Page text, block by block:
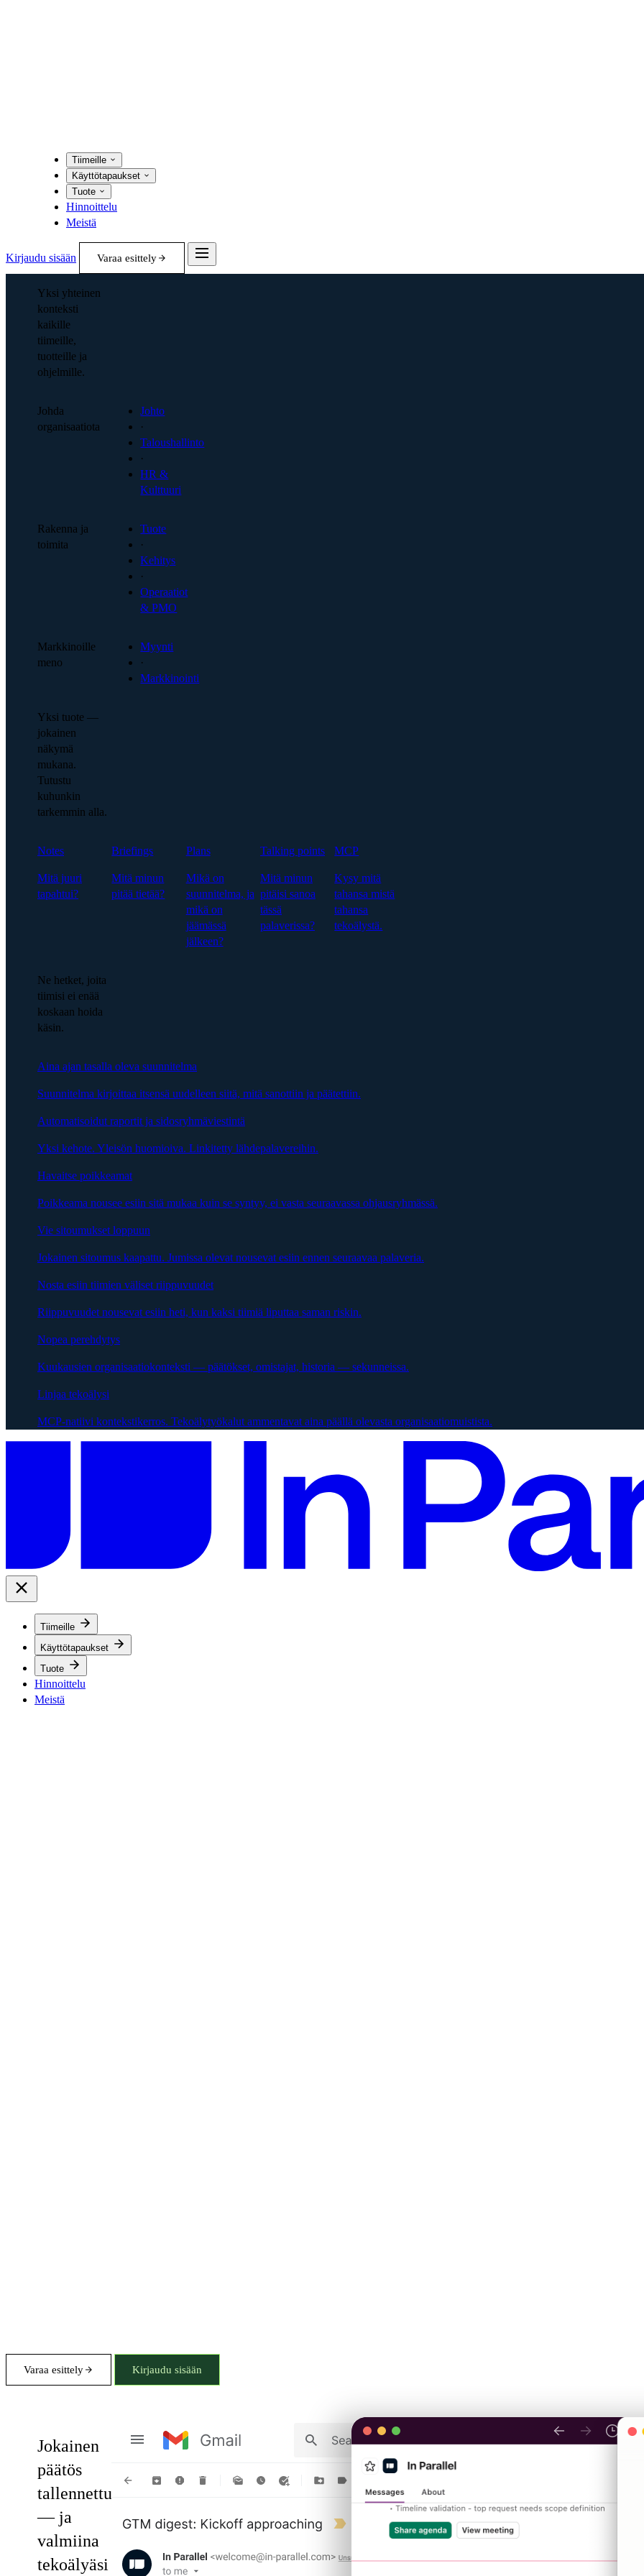
Tiimeille
Käyttötapaukset
Tuote
Hinnoittelu
Meistä
Kirjaudu sisään Varaa esittely
Yksi yhteinen
konteksti
kaikille
tiimeille,
tuotteille ja
ohjelmille.
Johda
organisaatiota
Johto
·
Taloushallinto
·
HR &
Kulttuuri
Rakenna ja
toimita
Tuote
·
Kehitys
·
Operaatiot
& PMO
Markkinoille
meno
Myynti
·
Markkinointi
Yksi tuote —
jokainen
näkymä
mukana.
Tutustu
kuhunkin
tarkemmin alla.
Notes
Mitä juuri
tapahtui?
Briefings
Mitä minun
pitää tietää?
Plans
Mikä on
suunnitelma, ja
mikä on
jäämässä
jälkeen?
Talking points
Mitä minun
pitäisi sanoa
tässä
palaverissa?
MCP
Kysy mitä
tahansa mistä
tahansa
tekoälystä.
Ne hetket, joita
tiimisi ei enää
koskaan hoida
käsin.
Aina ajan tasalla oleva suunnitelma
Suunnitelma kirjoittaa itsensä uudelleen siitä, mitä sanottiin ja päätettiin.
Automatisoidut raportit ja sidosryhmäviestintä
Yksi kehote. Yleisön huomioiva. Linkitetty lähdepalavereihin.
Havaitse poikkeamat
Poikkeama nousee esiin sitä mukaa kuin se syntyy, ei vasta seuraavassa ohjausryhmässä.
Vie sitoumukset loppuun
Jokainen sitoumus kaapattu. Jumissa olevat nousevat esiin ennen seuraavaa palaveria.
Nosta esiin tiimien väliset riippuvuudet
Riippuvuudet nousevat esiin heti, kun kaksi tiimiä liputtaa saman riskin.
Nopea perehdytys
Kuukausien organisaatiokonteksti — päätökset, omistajat, historia — sekunneissa.
Linjaa tekoälysi
MCP-natiivi kontekstikerros. Tekoälytyökalut ammentavat aina päällä olevasta organisaatiomuistista.
Tiimeille
Käyttötapaukset
Tuote
Hinnoittelu
Meistä
Varaa esittely Kirjaudu sisään
Jokainen
päätös
tallennettu
— ja
valmiina
tekoälyäsi